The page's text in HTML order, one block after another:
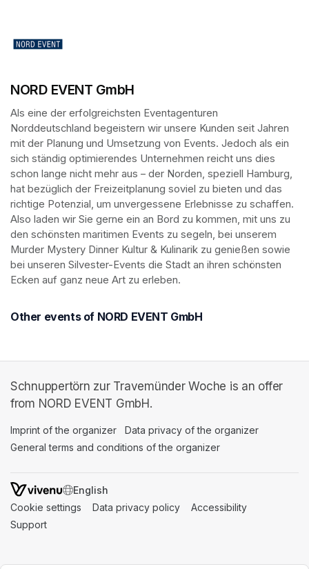
NORD EVENT GmbH
Als eine der erfolgreichsten Eventagenturen
Norddeutschland begeistern wir unsere Kunden seit Jahren
mit der Planung und Umsetzung von Events. Jedoch als ein
sich ständig optimierendes Unternehmen reicht uns dies
schon lange nicht mehr aus – der Norden, speziell Hamburg,
hat bezüglich der Freizeitplanung soviel zu bieten und das
richtige Potenzial, um unvergessene Erlebnisse zu schaffen.
Also laden wir Sie gerne ein an Bord zu kommen, mit uns zu
den schönsten maritimen Events zu segeln, bei unserem
Murder Mystery Dinner Kultur & Kulinarik zu genießen sowie
bei unseren Silvester-Events die Stadt an ihren schönsten
Ecken auf ganz neue Art zu erleben.
Other events of NORD EVENT GmbH
Schnuppertörn zur Travemünder Woche is an offer
from NORD EVENT GmbH.
Imprint of the organizer (opens in a new tab)
Data privacy of the organizer
General terms and conditions of the organizer
SWITCH LANGUAGE
Cookie settings (opens in a new tab)
Data privacy policy (opens in a new tab)
Accessibility
Support